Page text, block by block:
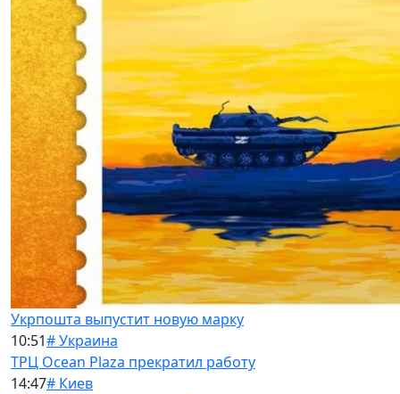
Укрпошта выпустит новую марку
10:51# Украина
ТРЦ Ocean Plaza прекратил работу
14:47# Киев